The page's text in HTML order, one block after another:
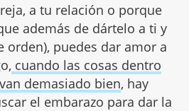
a tu relación o porque
además de dártelo a ti y
orden), puedes dar amor a
cuando las cosas dentro
demasiado bien, hay
el embarazo para dar la